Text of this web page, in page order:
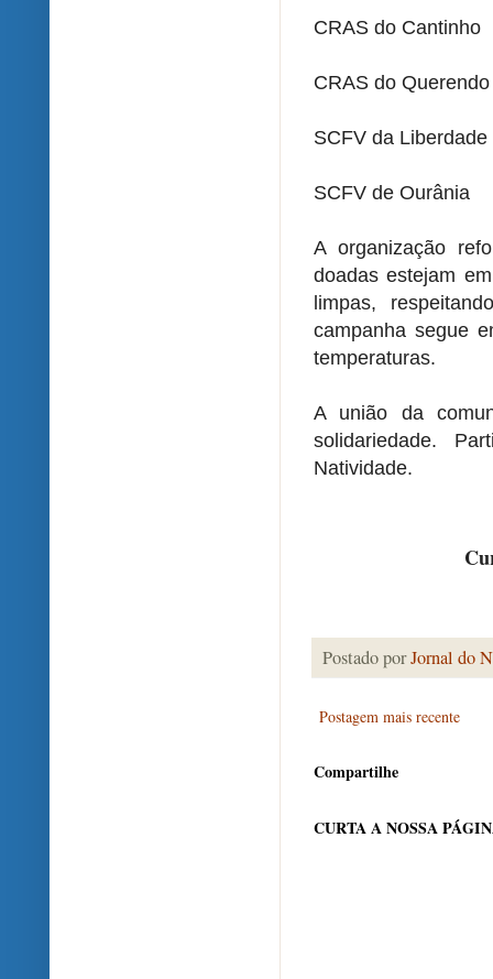
CRAS do Cantinho
CRAS do Querendo
SCFV da Liberdade
SCFV de Ourânia
A organização
doadas estejam
limpas,
campanha segue
temperaturas.
A união da
solidariedade.
Natividade.
Postado porJornal do
Postagem mais recente
Compartilhe
CURTA A NOSSA